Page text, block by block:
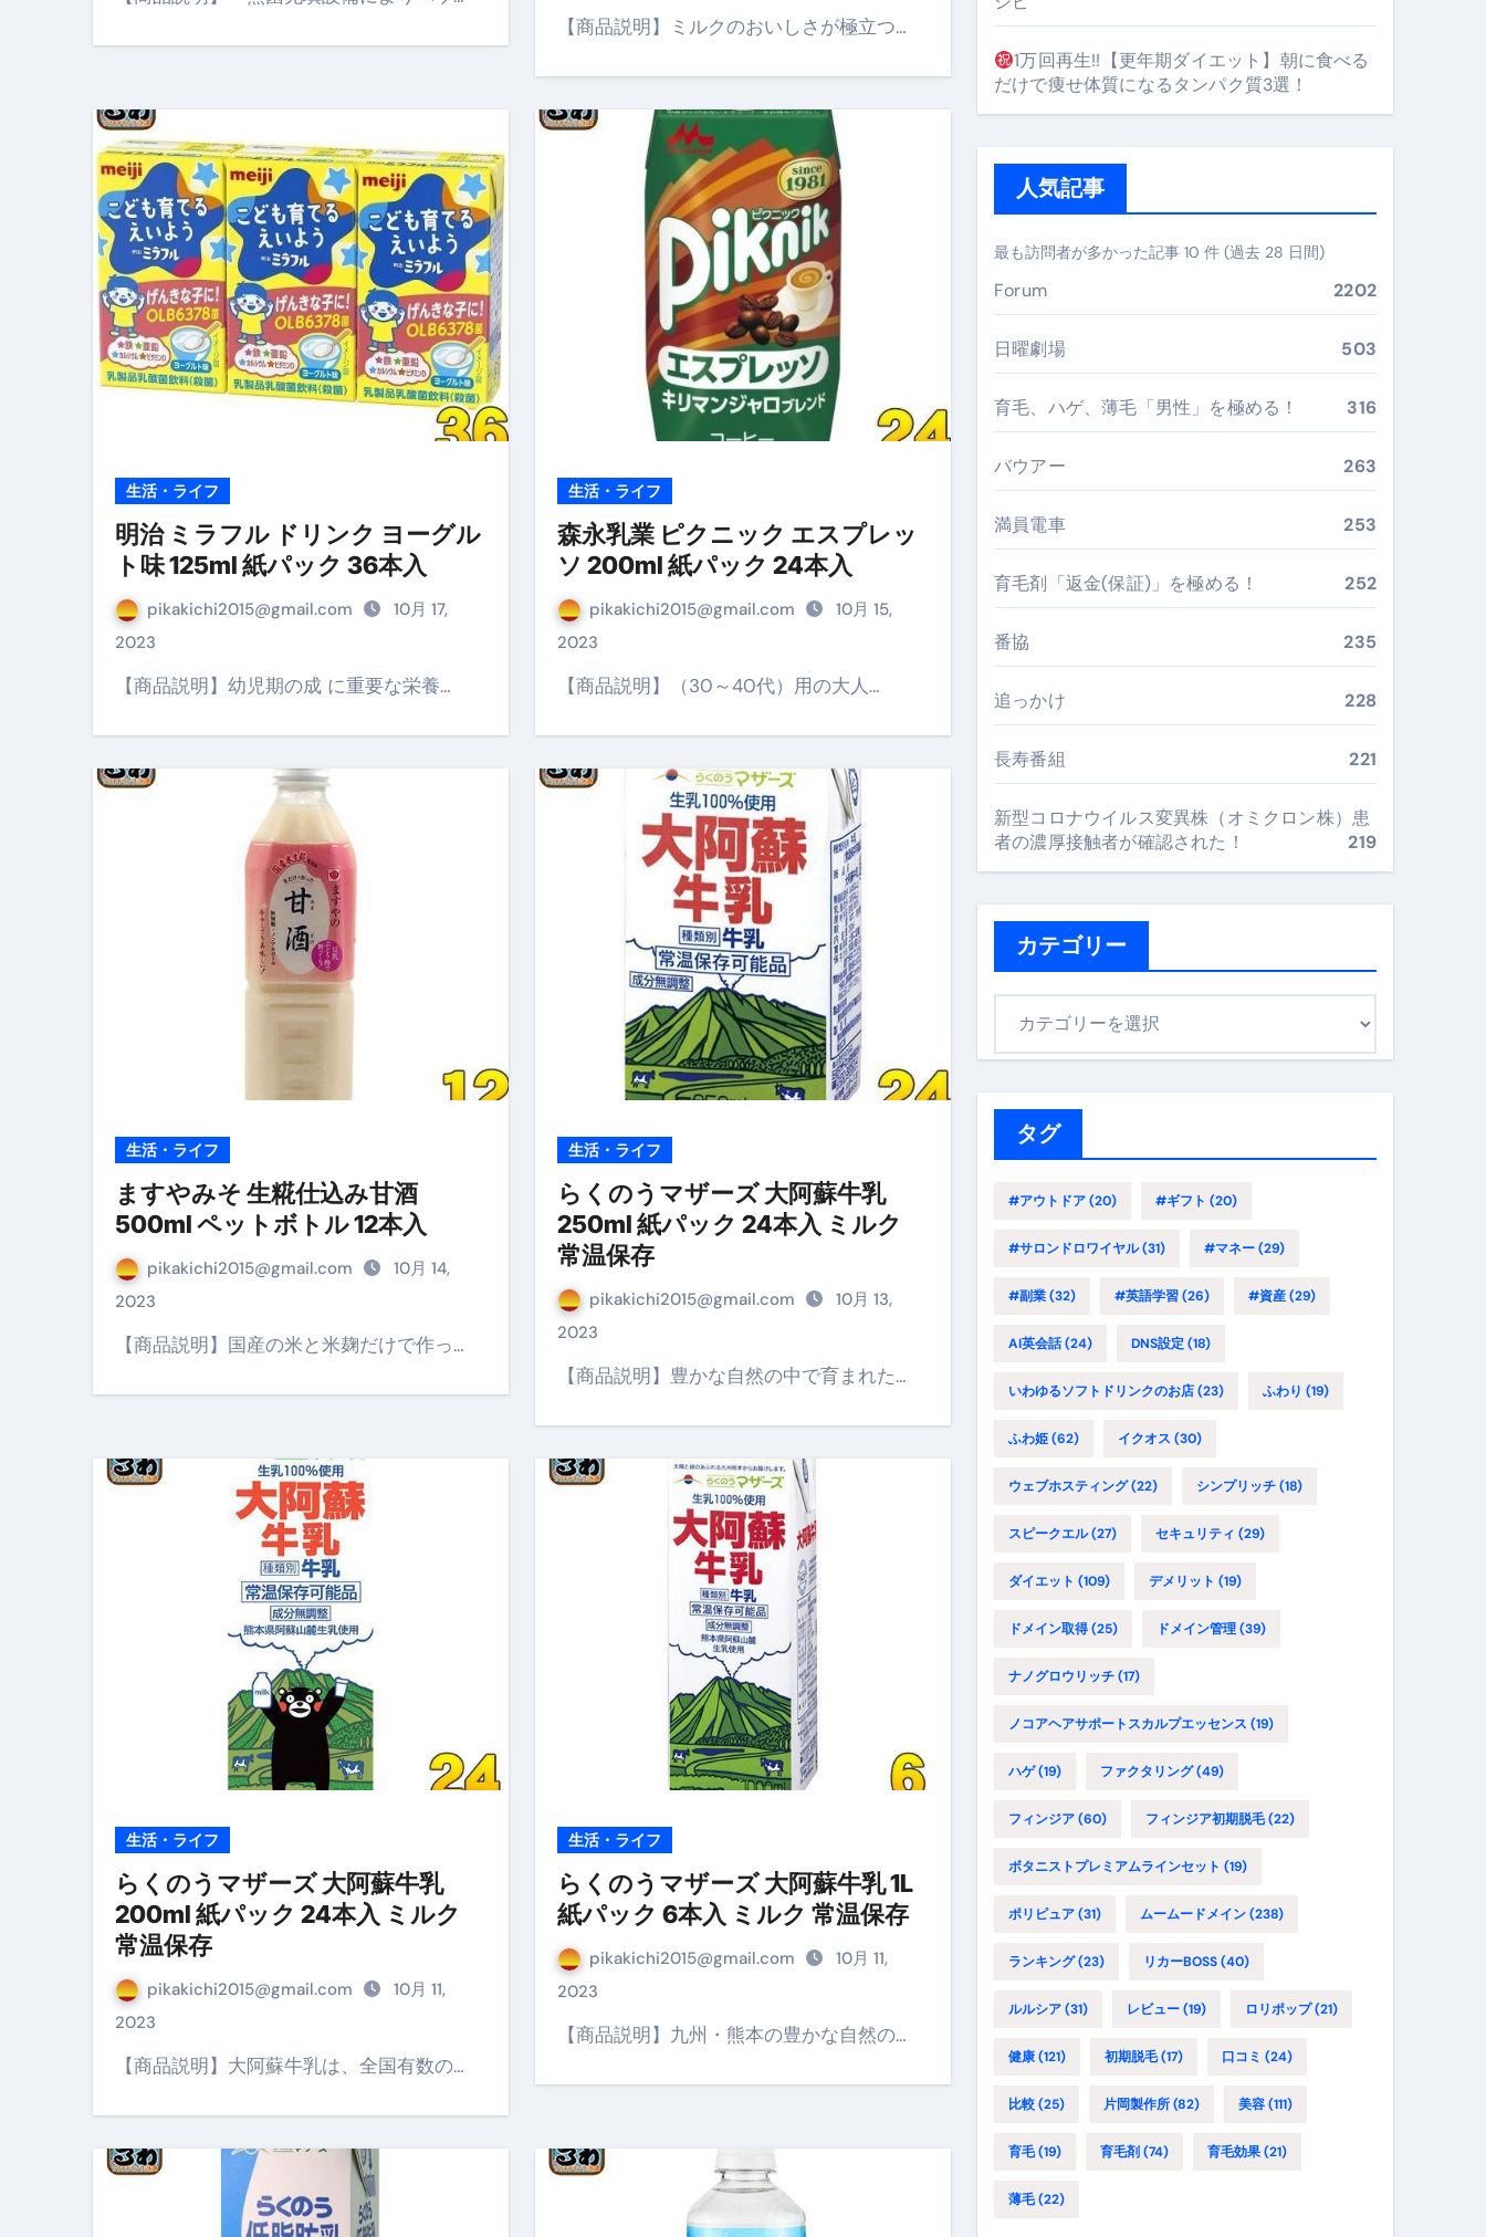
ムームードメイン 2月のおすすめドメイン特集- ビジネスの信用を築く――そのすべての起点となるのが独自ドメイン
FRONTIER スーパーセール2026 完全攻略ガイド 今こそ買い時！ゲーミングPC・高性能BTOを最安で手に入れる方法
なくす不安と消える恐怖をゼロにする時代へ Pebblebee × iMazing で完成する「究極のスマホ防衛システム」完全ガイド
使った分だけ支払う、いちばん賢いスマホ代。 BB.exciteモバイル「Fitプラン」完全ガイド
英語が「聞こえる・分かる・話せる」に変わる30日間 ― 科学的メソッドで英語脳を作る完全ガイド
【海外ツアー完全ガイド】アジア最安1万円台＆ハワイ朝食付き割引まで網羅 ― “失敗せずに選ぶ”実践大全
新春スペシャルセール完全ガイド：国内航空券＋ホテルが“セット割”で最安級！ スカイマーク／Peach／FDA／ソラシドエアを目的別に選ぶコツと、失敗し
【ムームードメイン】 【.site】今注目のドメインをご紹介
何をするサイトか”が一目で伝わる。いま選ばれている新定番ドメイン
梅干しを毎日食べたらどうなるの？①【30秒でわかる効果まとめ】#梅干し #ダイエット #筋トレ #美容 #健康 #雑学 #ナレーター #小林将大
ブルーベリーを毎日食べたらどうなるの？②【30秒でわかる効果まとめ】#ダイエット #筋トレ #美容 #健康 #雑学 #ナレーター #小林将大
バナナを毎日食べたらどうなるの？①【30秒でわかる効果まとめ】#バナナ #ダイエット #筋トレ #美容 #健康 #雑学 #ナレーター #小林将大
筋トレせずにプロテインを飲み続けたらどうなるのか？ #ダイエット #プロテイン #痩せる
ドメイン取得からホームページ完成まで。ムームードメインなら“全部まとめて”安心スタート
かいまき（掻巻き）超完全ガイド｜“着る布団”で肩・首・足元の冷えを根こそぎ防ぐ！素材別おすすめ・選び方・洗い方・Q&Aまで
【最新版】掛け布団の選び方“完全攻略”｜シンサレート・羽毛・人工羽毛・調温・吸湿発熱…あなたの寝室に最適解を出す快眠ガイド
【アシストステッパー】ハンドル付き・筋力アシスト・ツイスト・天然木まで徹底分類！室内で“足腰と体幹”を育てる選び方＆続け方ガイド
【2026年最新保存版】エアトリ超新春セール＆セット割完全攻略ガイド｜海外・国内旅行を最安値で実現する究極の旅術
コロナウイルス完全解説ガイド ― 正しく知ることが、最大の感染対策になる ―
「3秒で整う、新しい栄養補給」 飲むミスト（IN MIST）とは何か──「飲む」という行為を再定義する新しいサプリ体験
クリスマスの魔法で、心と未来を彩る方法――「ただのイベント」を一生の思い出に変える完全ガイドブック
磁気ネックレスは「首に着けるだけ」じゃない。日常の“重だるさ”を軽くする選択肢
【最新】手袋の選び方 完全ガイド｜スマホ対応・防寒・撥水・作業用（ニトリル/ビニール）まで目的別に失敗しない
電気カミソリ完全ガイド｜深剃り・肌へのやさしさ・防水・充電方式まで失敗しない選び方
補聴器の選び方 完全ガイド｜集音器との違い・タイプ別比較・価格の考え方・失敗しないチェックリスト（高齢者にも）
失敗しない「爪切り」完全ガイド：高級クリッパー・ニッパー・電動まで、硬い爪／巻き爪／飛び散り対策の選び方
失敗しない「カニ」完全ガイド：ズワイ・タラバ・ポーション・カット済みの選び方と、年末年始に“満足度MAX”で食べるコツ
松前漬とは何か──北海道の海と暮らしが生んだ“完成された保存食文化”
スイーツ完全ガイド ― 人生を少しだけ甘くする、現代スイーツ文化のすべて ―
「地震は突然、備えは今日から。」防災意識を日常に変える地震対策ステッカー
【商品説明】ミルクのおいしさが極立つ…
生活・ライフ
明治 ミラフル ドリンク ヨーグル
ト味 125ml 紙パック 36本入
pikakichi2015@gmail.com
10月 17,
2023
【商品説明】幼児期の成 に重要な栄養…
生活・ライフ
森永乳業 ピクニック エスプレッ
ソ 200ml 紙パック 24本入
pikakichi2015@gmail.com
10月 15,
2023
【商品説明】（30～40代）用の大人…
生活・ライフ
ますやみそ 生糀仕込み甘酒
500ml ペットボトル 12本入
pikakichi2015@gmail.com
10月 14,
2023
【商品説明】国産の米と米麹だけで作っ…
生活・ライフ
らくのうマザーズ 大阿蘇牛乳
250ml 紙パック 24本入 ミルク
常温保存
pikakichi2015@gmail.com
10月 13,
2023
【商品説明】豊かな自然の中で育まれた…
生活・ライフ
らくのうマザーズ 大阿蘇牛乳
200ml 紙パック 24本入 ミルク
常温保存
pikakichi2015@gmail.com
10月 11,
2023
【商品説明】大阿蘇牛乳は、全国有数の…
生活・ライフ
らくのうマザーズ 大阿蘇牛乳 1L
紙パック 6本入 ミルク 常温保存
pikakichi2015@gmail.com
10月 11,
2023
【商品説明】九州・熊本の豊かな自然の…
1万回再生!!【更年期ダイエット】朝に食べる
だけで痩せ体質になるタンパク質3選！
人気記事
最も訪問者が多かった記事 10 件 (過去 28 日間)
Forum 2202
日曜劇場 503
育毛、ハゲ、薄毛「男性」を極める！ 316
バウアー 263
満員電車 253
育毛剤「返金(保証)」を極める！ 252
番協 235
追っかけ 228
長寿番組 221
新型コロナウイルス変異株（オミクロン株）患
者の濃厚接触者が確認された！
219
カテゴリー
タグ
#アウトドア(20) #ギフト (20)
#サロンドロワイヤル(31) #マネー(29)
#副業(32) #英語学習(26) #資産(29)
AI英会話(24) DNS設定(18)
いわゆるソフトドリンクのお店(23) ふわり (19)
ふわ姫(62) イクオス (30)
ウェブホスティング(22) シンプリッチ(18)
スピークエル(27) セキュリティ (29)
ダイエット (109) デメリット (19)
ドメイン取得(25) ドメイン管理(39)
ナノグロウリッチ(17)
ノコアヘアサポートスカルプエッセンス (19)
ハゲ(19) ファクタリング(49)
フィンジア(60) フィンジア初期脱毛(22)
ボタニストプレミアムラインセット (19)
ポリピュア(31) ムームードメイン(238)
ランキング(23) リカーBOSS(40)
ルルシア(31) レビュー(19) ロリポップ(21)
健康(121) 初期脱毛(17) 口コミ (24)
比較(25) 片岡製作所(82) 美容(111)
育毛(19) 育毛剤 (74) 育毛効果(21)
薄毛(22)